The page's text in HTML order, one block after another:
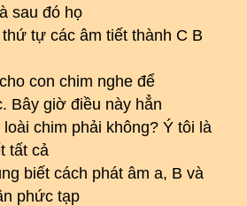
sau đó họ
tự các âm tiết thành C B
con chim nghe để
Bây giờ điều này hẳn
chim phải không? Ý tôi là
tất cả
biết cách phát âm a, B và
phức tạp